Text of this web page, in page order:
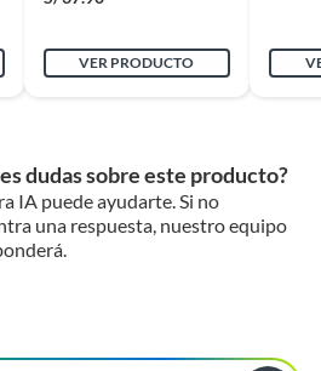
VER PRODUCTO
dudas sobre este producto?
IA puede ayudarte. Si no
una respuesta, nuestro equipo